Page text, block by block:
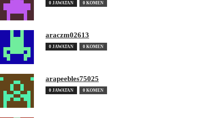
0 JAWATAN 0 KOMEN
araczm02613
0 JAWATAN 0 KOMEN
arapeebles75025
0 JAWATAN 0 KOMEN